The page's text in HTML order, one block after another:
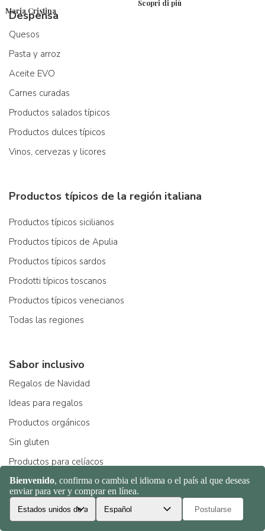
Maria Cristina
Scopri di più
Despensa
Quesos
Pasta y arroz
Aceite EVO
Carnes curadas
Productos salados típicos
Productos dulces típicos
Vinos, cervezas y licores
Productos típicos de la región italiana
Productos típicos sicilianos
Productos típicos de Apulia
Productos típicos sardos
Prodotti típicos toscanos
Productos típicos venecianos
Todas las regiones
Sabor inclusivo
Regalos de Navidad
Ideas para regalos
Productos orgánicos
Sin gluten
Productos para celíacos
Fashion food
Todas las elecciones